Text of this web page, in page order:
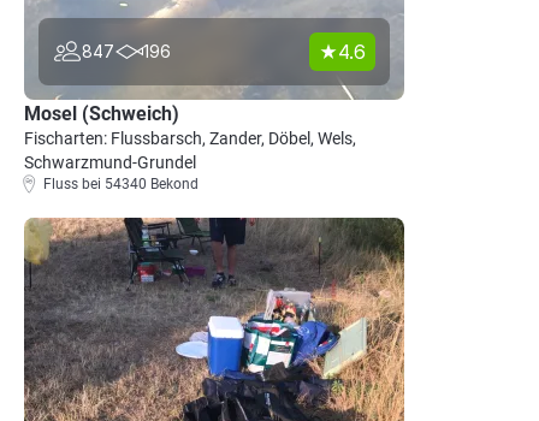
847 196 4.6
Mosel (Schweich)
Fischarten: Flussbarsch, Zander, Döbel, Wels,
Schwarzmund-Grundel
Fluss bei 54340 Bekond